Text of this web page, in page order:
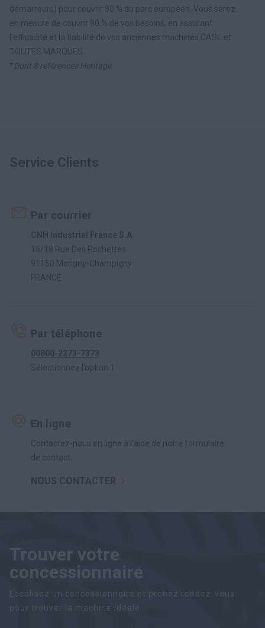
démarreurs) pour couvrir 90 % du parc européen. Vous serez
en mesure de couvrir 90 % de vos besoins, en assurant
l'efficacité et la fiabilité de vos anciennes machines CASE et
TOUTES MARQUES.
*Dont 8 références Heritage.
Service Clients
Par courrier
CNH Industrial France S.A.
16/18 Rue Des Rochettes
91150 Morigny-Champigny
FRANCE
Par téléphone
00800-2273-7373
Sélectionnez l’option 1
En ligne
Contactez-nous en ligne à l’aide de notre formulaire
de contact.
NOUS CONTACTER
Trouver votre
concessionnaire
Localisez un concessionnaire et prenez rendez-vous
pour trouver la machine idéale.